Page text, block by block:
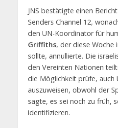
JNS bestätigte einen
Senders Channel 12,
den UN-Koordinator für
Griffiths, der diese Woche
sollte, annullierte. Die
den Vereinten Nationen
die Möglichkeit prüfe, auch
auszuweisen, obwohl der
sagte, es sei noch zu früh,
identifizieren.